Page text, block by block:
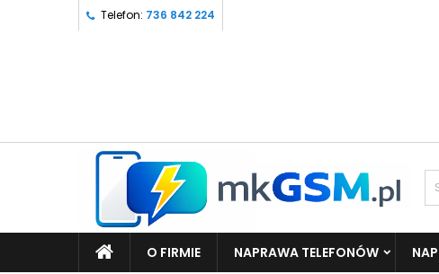
Telefon: 736 842 224
O FIRMIE NAPRAWA TELEFONÓW